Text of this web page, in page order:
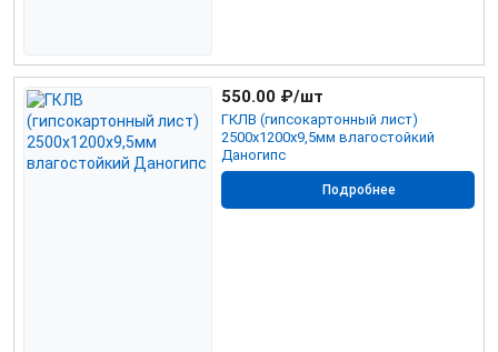
ГКЛВ (гипсокартонный лист)
2500х1200х9,5мм влагостойкий
Даногипс
550.00 ₽/шт
Подробнее